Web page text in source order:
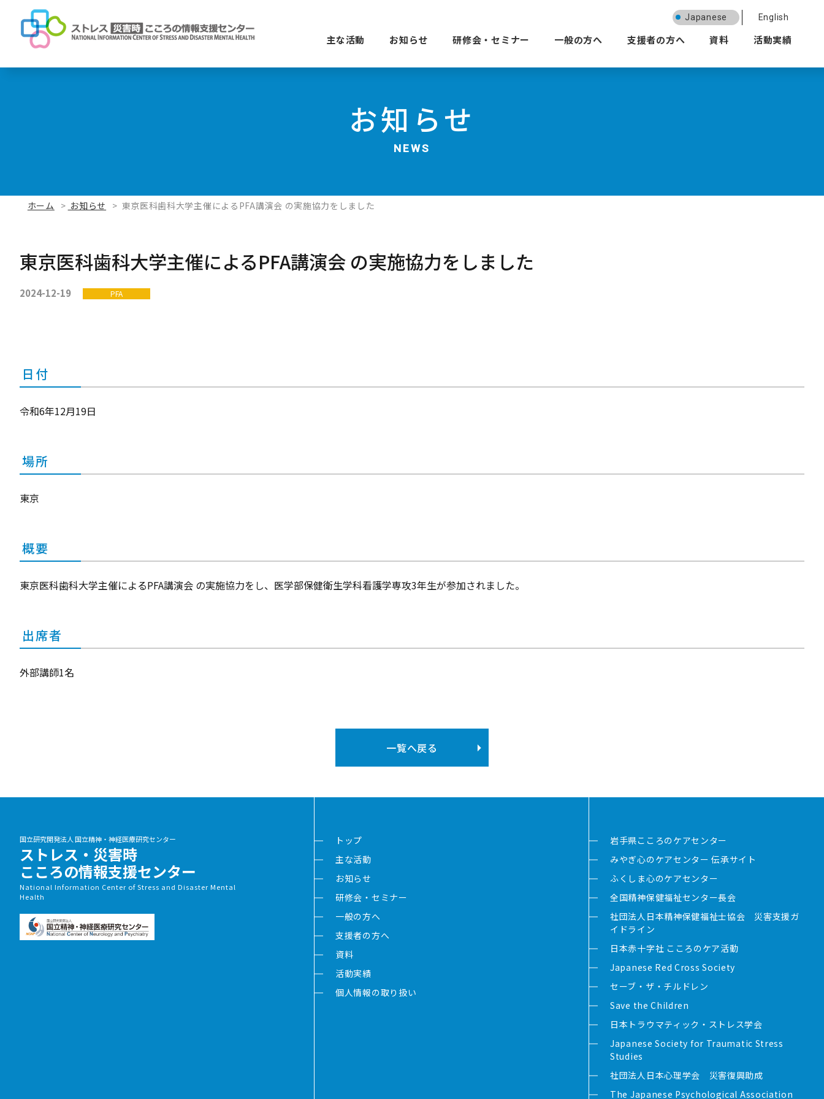
Japanese English
主な活動 お知らせ 研修会・セミナー 一般の方へ 支援者の方へ 資料 活動実績
お知らせ
NEWS
ホーム お知らせ 東京医科歯科大学主催によるPFA講演会 の実施協力をしました
東京医科歯科大学主催によるPFA講演会 の実施協力をしました
2024-12-19 PFA
日付
令和6年12月19日
場所
東京
概要
東京医科歯科大学主催によるPFA講演会 の実施協力をし、医学部保健衛生学科看護学専攻3年生が参加されました。
出席者
外部講師1名
一覧へ戻る
国立研究開発法人 国立精神・神経医療研究センター
ストレス・災害時
こころの情報支援センター
National Information Center of Stress and Disaster Mental
Health
トップ
主な活動
お知らせ
研修会・セミナー
一般の方へ
支援者の方へ
資料
活動実績
個人情報の取り扱い
岩手県こころのケアセンター
みやぎ心のケアセンター 伝承サイト
ふくしま心のケアセンター
全国精神保健福祉センター長会
社団法人日本精神保健福祉士協会 災害支援ガ
イドライン
日本赤十字社 こころのケア活動
Japanese Red Cross Society
セーブ・ザ・チルドレン
Save the Children
日本トラウマティック・ストレス学会
Japanese Society for Traumatic Stress
Studies
社団法人日本心理学会 災害復興助成
The Japanese Psychological Association